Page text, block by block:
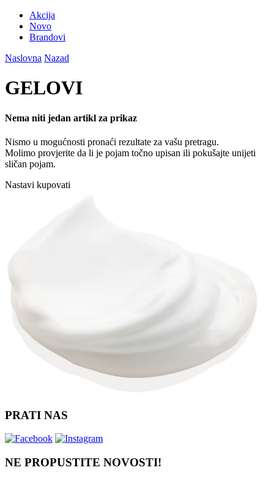
Akcija
Novo
Brandovi
Naslovna Nazad
GELOVI
Nema niti jedan artikl za prikaz
Nismo u mogućnosti pronaći rezultate za vašu pretragu.
Molimo provjerite da li je pojam točno upisan ili pokušajte unijeti
sličan pojam.
Nastavi kupovati
PRATI NAS
NE PROPUSTITE NOVOSTI!